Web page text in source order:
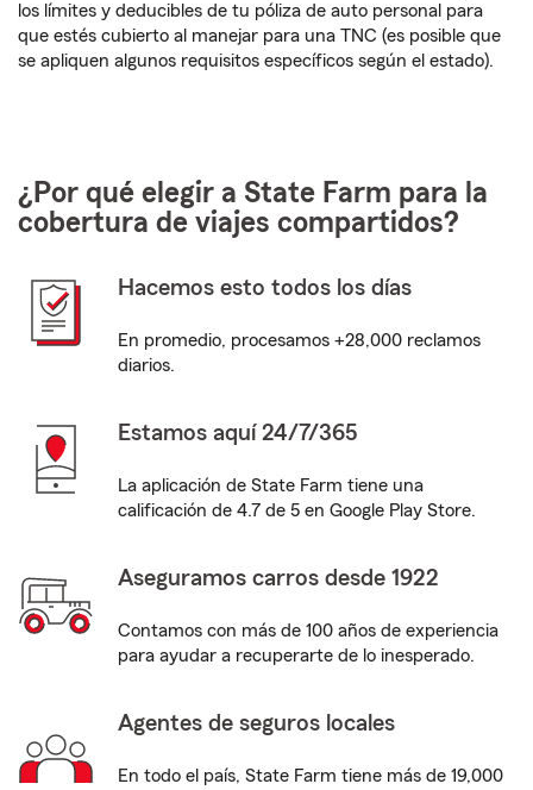
los límites y deducibles de tu póliza de auto personal para
que estés cubierto al manejar para una TNC (es posible que
se apliquen algunos requisitos específicos según el estado).
¿Por qué elegir a State Farm para la
cobertura de viajes compartidos?
Hacemos esto todos los días
En promedio, procesamos +28,000 reclamos
diarios.
Estamos aquí 24/7/365
La aplicación de State Farm tiene una
calificación de 4.7 de 5 en Google Play Store.
Aseguramos carros desde 1922
Contamos con más de 100 años de experiencia
para ayudar a recuperarte de lo inesperado.
Agentes de seguros locales
En todo el país, State Farm tiene más de 19,000